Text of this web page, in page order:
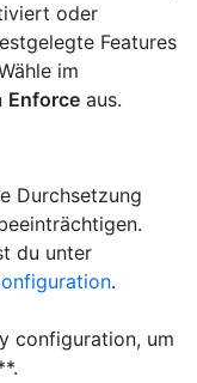
oder
Features
im
Enforce aus.
Durchsetzung
du unter
.
configuration, um